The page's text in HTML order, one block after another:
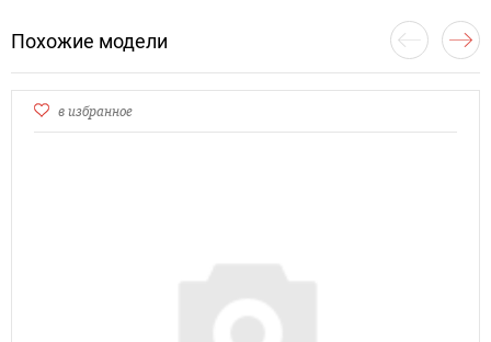
Похожие модели
в избранное